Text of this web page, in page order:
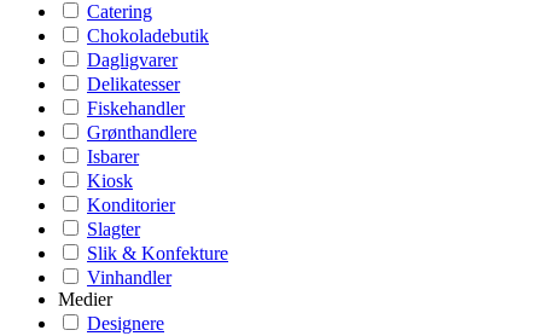
Catering
Chokoladebutik
Dagligvarer
Delikatesser
Fiskehandler
Grønthandlere
Isbarer
Kiosk
Konditorier
Slagter
Slik & Konfekture
Vinhandler
Medier
Designere